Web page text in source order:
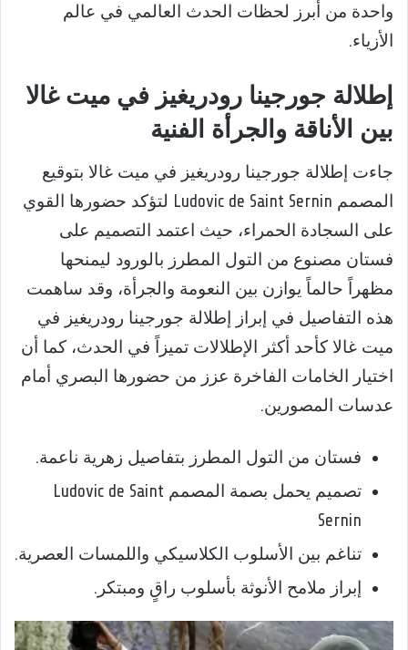
واحدة من أبرز لحظات الحدث العالمي في عالم
الأزياء.
إطلالة جورجينا رودريغيز في ميت غالا
بين الأناقة والجرأة الفنية
جاءت إطلالة جورجينا رودريغيز في ميت غالا بتوقيع
المصمم Ludovic de Saint Sernin لتؤكد حضورها القوي
على السجادة الحمراء، حيث اعتمد التصميم على
فستان مصنوع من التول المطرز بالورود ليمنحها
مظهراً حالماً يوازن بين النعومة والجرأة، وقد ساهمت
هذه التفاصيل في إبراز إطلالة جورجينا رودريغيز في
ميت غالا كأحد أكثر الإطلالات تميزاً في الحدث، كما أن
اختيار الخامات الفاخرة عزز من حضورها البصري أمام
عدسات المصورين.
فستان من التول المطرز بتفاصيل زهرية ناعمة.
تصميم يحمل بصمة المصمم Ludovic de Saint
Sernin
تناغم بين الأسلوب الكلاسيكي واللمسات العصرية.
إبراز ملامح الأنوثة بأسلوب راقٍ ومبتكر.